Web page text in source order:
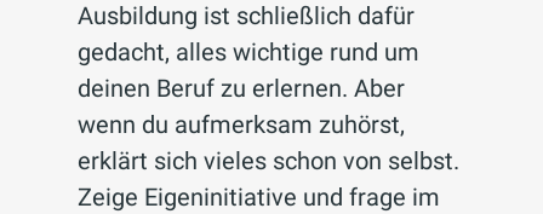
Ausbildung ist schließlich dafür
gedacht, alles wichtige rund um
deinen Beruf zu erlernen. Aber
wenn du aufmerksam zuhörst,
erklärt sich vieles schon von selbst.
Zeige Eigeninitiative und frage im